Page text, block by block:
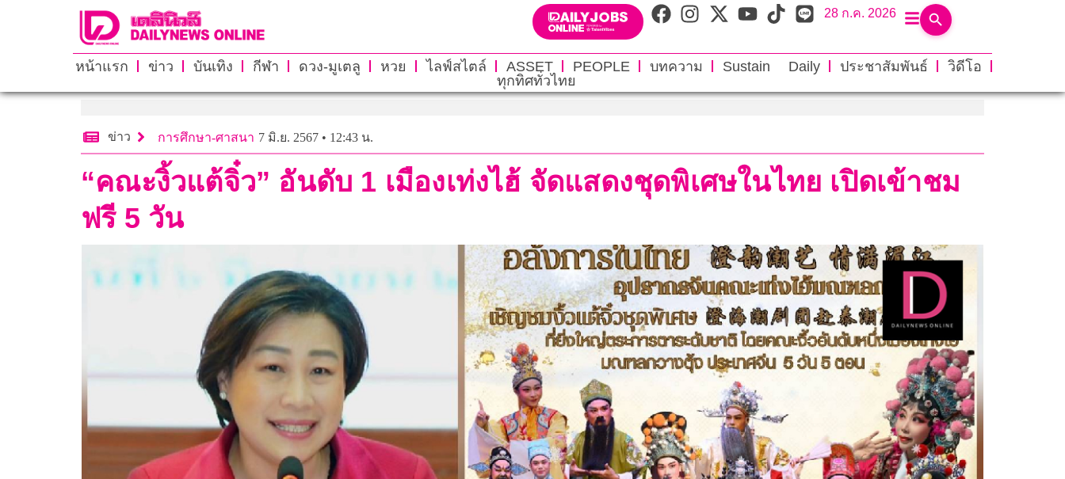
28 ก.ค. 2026
หน้าแรก ข่าว บันเทิง กีฬา ดวง-มูเตลู หวย ไลฟ์สไตล์ ASSET PEOPLE บทความ Sustain Daily ประชาสัมพันธ์
วิดีโอ
ทุกทิศทั่วไทย
ข่าว การศึกษา-ศาสนา 7 มิ.ย. 2567 • 12:43 น.
“คณะงิ้วแต้จิ๋ว” อันดับ 1 เมืองเท่งไฮ้ จัดแสดงชุดพิเศษในไทย เปิดเข้าชม
ฟรี 5 วัน